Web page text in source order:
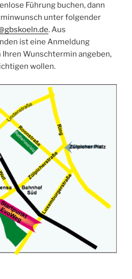
Führung buchen, dann
unter folgender
. Aus
ist eine Anmeldung
Ihren Wunschtermin angeben,
wollen.